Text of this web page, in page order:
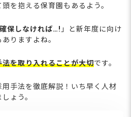
を抱える保育園もあるよう。
保しなければ…! 」と新年度に向け
りますよね。
法を取り入れることが大切です。
手法を徹底解説！いち早く人材
ょう。